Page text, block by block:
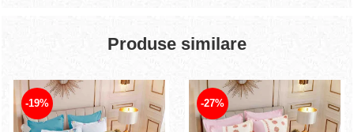
Produse similare
-19% -27%